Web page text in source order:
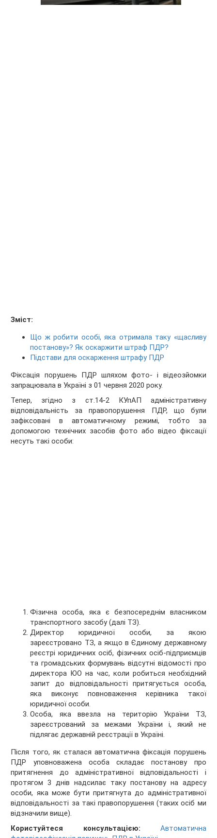
Зміст:
Що ж робити особі, яка отримала таку «щасливу
постанову»? Як оскаржити штраф ПДР?
Підстави для оскарження штрафу ПДР
Фіксація порушень ПДР шляхом фото- і відеозйомки
запрацювала в Україні з 01 червня 2020 року.
Тепер, згідно з ст.14-2 КУпАП адміністративну
відповідальність за правопорушення ПДР, що були
зафіксовані в автоматичному режимі, тобто за
допомогою технічних засобів фото або відео фіксації
несуть такі особи:
Фізична особа, яка є безпосереднім власником
транспортного засобу (далі ТЗ).
Директор юридичної особи, за якою
зареєстровано ТЗ, а якщо в Єдиному державному
реєстрі юридичних осіб, фізичних осіб-підприємців
та громадських формувань відсутні відомості про
директора ЮО на час, коли робиться необхідний
запит до відповідальності притягується особа,
яка виконує повноваження керівника такої
юридичної особи.
Особа, яка ввезла на територію України ТЗ,
зареєстрований за межами України і, який не
підлягає державній реєстрації в Україні.
Після того, як сталася автоматична фіксація порушень
ПДР уповноважена особа складає постанову про
притягнення до адміністративної відповідальності і
протягом 3 днів надсилає таку постанову на адресу
особи, яка може бути притягнута до адміністративної
відповідальності за такі правопорушення (таких осіб ми
відзначили вище).
Користуйтеся консультацією:
Автоматична